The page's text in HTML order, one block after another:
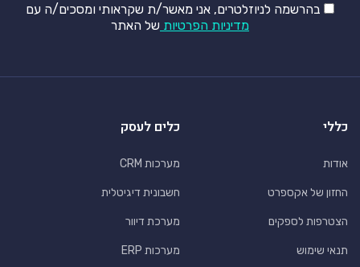
בהרשמה לניוזלטרים, אני מאשר/ת שקראותי ומסכים/ה עם
מדיניות הפרטיות של האתר
כללי
אודות
החזון של אקספרט
הצטרפות לספקים
תנאי שימוש
כלים לעסק
מערכות CRM
חשבונית דיגיטלית
מערכת דיוור
מערכות ERP